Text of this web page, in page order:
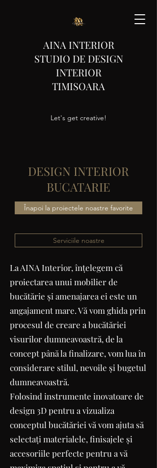
AINA INTERIOR
STUDIO DE DESIGN
INTERIOR
TIMISOARA
Let's get creative!
DESIGN INTERIOR
BUCATARIE
Înapoi la proiectele noastre favorite
Serviciile noastre
La AINA Interior, înțelegem că
proiectarea unui mobilier de
bucătărie şi amenajarea ei este un
angajament mare. Vă vom ghida prin
procesul de creare a bucătăriei
visurilor dumneavoastră, de la
concept până la finalizare, vom lua în
considerare stilul, nevoile şi bugetul
dumneavoastră.
Folosind instrumente inovatoare de
design 3D pentru a vizualiza
conceptul bucătăriei vă vom ajuta să
selectați materialele, finisajele și
accesoriile perfecte pentru a vă